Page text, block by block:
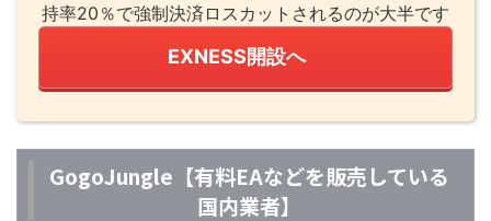
持率20％で強制決済ロスカットされるのが大半です
EXNESS開設へ
GogoJungle【有料EAなどを販売している
国内業者】